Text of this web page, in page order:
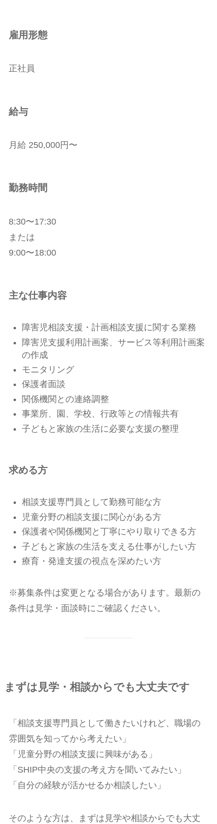
雇用形態
正社員
給与
月給 250,000円〜
勤務時間
8:30〜17:30
または
9:00〜18:00
主な仕事内容
障害児相談支援・計画相談支援に関する業務
障害児支援利用計画案、サービス等利用計画案
の作成
モニタリング
保護者面談
関係機関との連絡調整
事業所、園、学校、行政等との情報共有
子どもと家族の生活に必要な支援の整理
求める方
相談支援専門員として勤務可能な方
児童分野の相談支援に関心がある方
保護者や関係機関と丁寧にやり取りできる方
子どもと家族の生活を支える仕事がしたい方
療育・発達支援の視点を深めたい方
※募集条件は変更となる場合があります。最新の
条件は見学・面談時にご確認ください。
まずは見学・相談からでも大丈夫です
「相談支援専門員として働きたいけれど、職場の
雰囲気を知ってから考えたい」
「児童分野の相談支援に興味がある」
「SHIP中央の支援の考え方を聞いてみたい」
「自分の経験が活かせるか相談したい」
そのような方は、まずは見学や相談からでも大丈